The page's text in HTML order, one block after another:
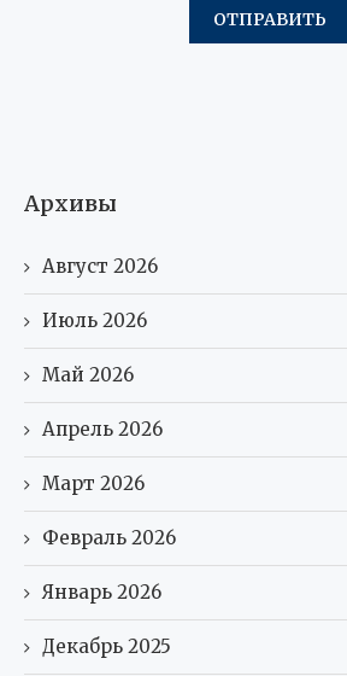
Архивы
Август 2026
Июль 2026
Май 2026
Апрель 2026
Март 2026
Февраль 2026
Январь 2026
Декабрь 2025